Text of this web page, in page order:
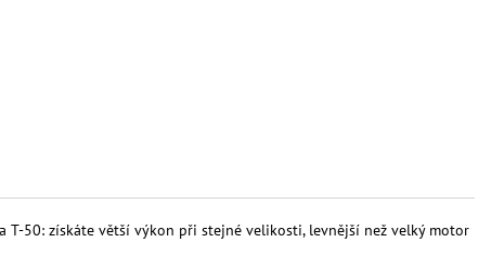
50: získáte větší výkon při stejné velikosti, levnější než velký motor